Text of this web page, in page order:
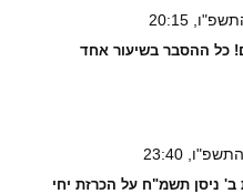
20:15
כל ההסבר בשיעור אחד
23:40
ב' ניסן תשמ"ח על הכרזת יחי